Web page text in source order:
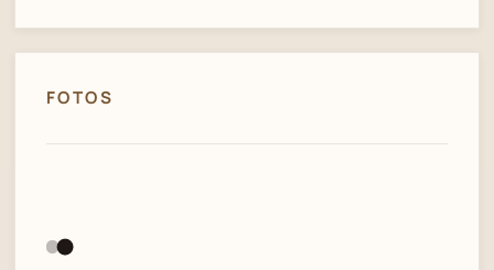
FOTOS